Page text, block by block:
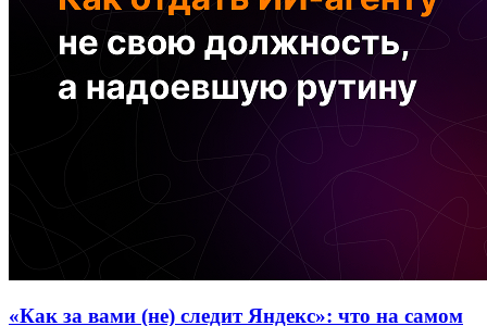
«Как за вами (не) следит Яндекс»: что на самом